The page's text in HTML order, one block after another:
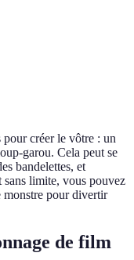
pour créer le vôtre : un
garou. Cela peut se
bandelettes, et
limite, vous pouvez
monstre pour divertir
de film